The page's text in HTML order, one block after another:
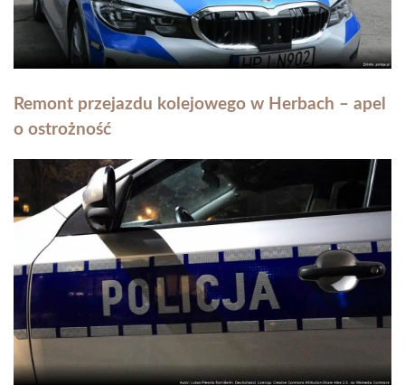
Remont przejazdu kolejowego w Herbach – apel
o ostrożność